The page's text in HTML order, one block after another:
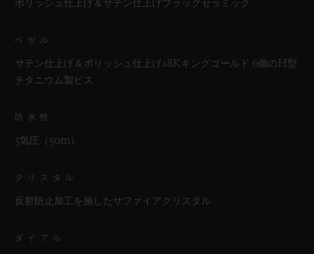
ポリッシュ仕上げ＆サテン仕上げブラックセラミック
ベゼル
サテン仕上げ＆ポリッシュ仕上げ18Kキングゴールド 6個のH型
チタニウム製ビス
防水性
5気圧（50m）
クリスタル
反射防止加工を施したサファイアクリスタル
ダイアル